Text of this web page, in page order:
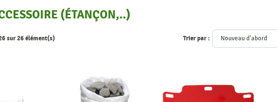
(ÉTANÇON,..)
sur 26 élément(s) Trier par :